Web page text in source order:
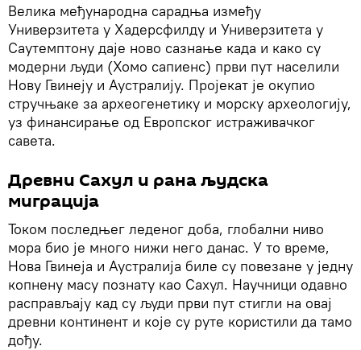
Велика међународна сарадња између
Универзитета у Хадерсфилду и Универзитета у
Саутемптону даје ново сазнање када и како су
модерни људи (Хомо сапиенс) први пут населили
Нову Гвинеју и Аустралију. Пројекат је окупио
стручњаке за археогенетику и морску археологију,
уз финансирање од Европског истраживачког
савета.
Древни Сахул и рана људска
миграција
Током последњег леденог доба, глобални ниво
мора био је много нижи него данас. У то време,
Нова Гвинеја и Аустралија биле су повезане у једну
копнену масу познату као Сахул. Научници одавно
расправљају кад су људи први пут стигли на овај
древни континент и које су руте користили да тамо
дођу.